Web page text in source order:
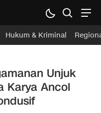
Hukum & Kriminal
Unjuk
Karya Ancol